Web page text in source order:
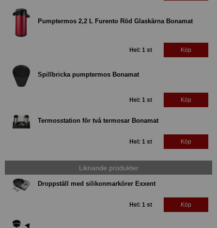
Pumptermos 2,2 L Furento Röd Glaskärna Bonamat
Hel: 1 st Köp
Spillbricka pumptermos Bonamat
Hel: 1 st Köp
Termosstation för två termosar Bonamat
Hel: 1 st Köp
Liknande produkter
Droppställ med silikonmarkörer Exxent
Hel: 1 st Köp